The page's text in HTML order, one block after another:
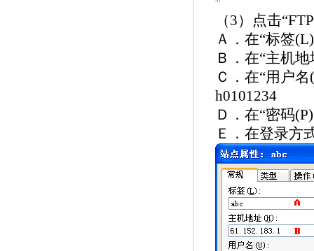
（3）点击
Ａ．在“标签
Ｂ．在“主机
Ｃ．在“用户
h0101234
Ｄ．在“密码
Ｅ．在登录方